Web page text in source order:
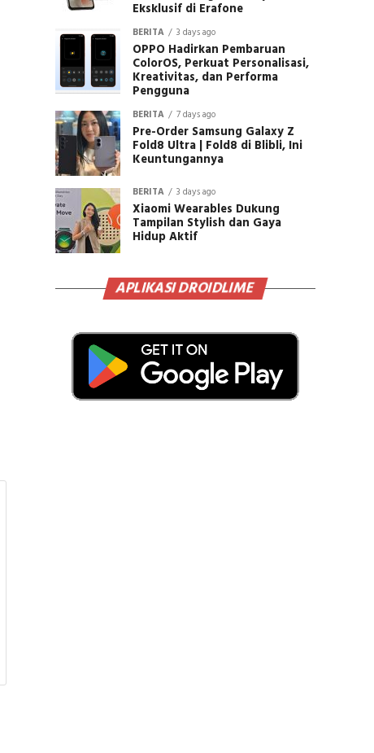
Eksklusif di Erafone
BERITA 3 days ago
OPPO Hadirkan Pembaruan
ColorOS, Perkuat Personalisasi,
Kreativitas, dan Performa
Pengguna
BERITA 7 days ago
Pre-Order Samsung Galaxy Z
Fold8 Ultra | Fold8 di Blibli, Ini
Keuntungannya
BERITA 3 days ago
Xiaomi Wearables Dukung
Tampilan Stylish dan Gaya
Hidup Aktif
APLIKASI DROIDLIME